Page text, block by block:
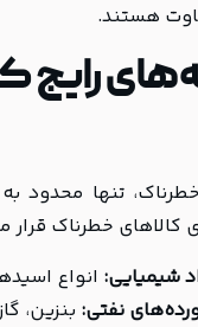
هستند.
رایج
تنها محدود
خطرناک قرار
شیمیایی: انواع
نفتی: بنزین،